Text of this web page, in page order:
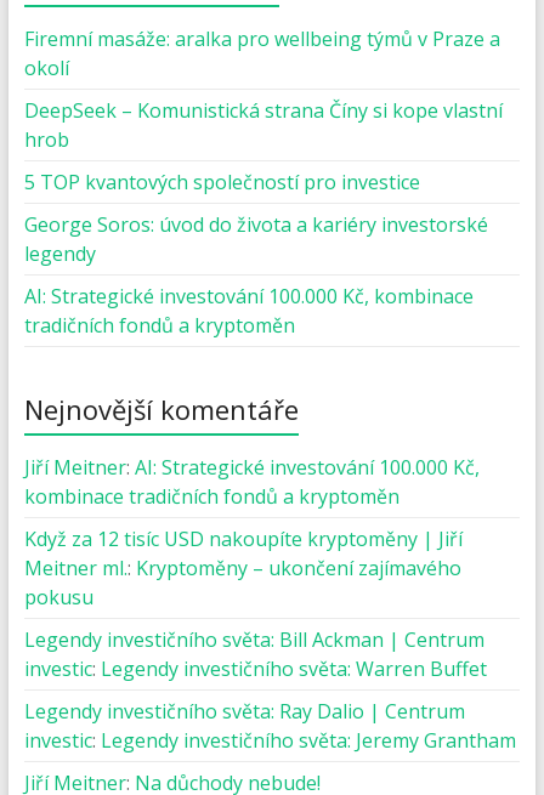
Firemní masáže: aralka pro wellbeing týmů v Praze a
okolí
DeepSeek – Komunistická strana Číny si kope vlastní
hrob
5 TOP kvantových společností pro investice
George Soros: úvod do života a kariéry investorské
legendy
AI: Strategické investování 100.000 Kč, kombinace
tradičních fondů a kryptoměn
Nejnovější komentáře
Jiří Meitner: AI: Strategické investování 100.000 Kč,
kombinace tradičních fondů a kryptoměn
Když za 12 tisíc USD nakoupíte kryptoměny | Jiří
Meitner ml.: Kryptoměny – ukončení zajímavého
pokusu
Legendy investičního světa: Bill Ackman | Centrum
investic: Legendy investičního světa: Warren Buffet
Legendy investičního světa: Ray Dalio | Centrum
investic: Legendy investičního světa: Jeremy Grantham
Jiří Meitner: Na důchody nebude!